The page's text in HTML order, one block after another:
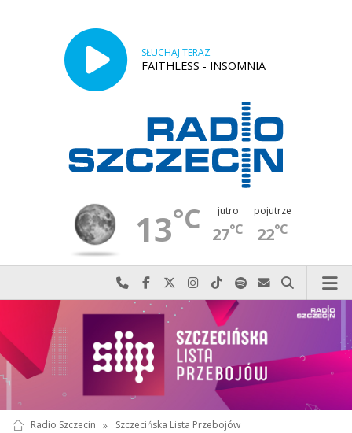
SŁUCHAJ TERAZ
FAITHLESS - INSOMNIA
13°C jutro
27°C
pojutrze
22°C
Najlepiej po prostu do nas zadzwoń
Odwiedź nas na Facebook-u
Odwiedź nas na X
Odwiedź nas na Instagram-ie
Odwiedź nas na TikTok-u
Szukaj nas na Spotify
Wyślij do nas
Szukaj
Radio Szczecin » Szczecińska Lista Przebojów